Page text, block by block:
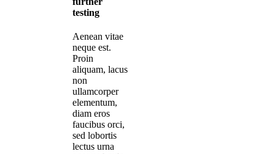
testing
Aenean vitae
neque est.
Proin
aliquam, lacus
non
ullamcorper
elementum,
diam eros
faucibus orci,
sed lobortis
lectus urna